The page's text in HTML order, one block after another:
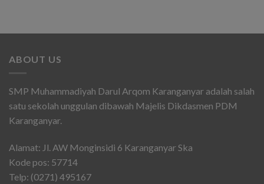
ABOUT US
SMP Muhammadiyah Darul Arqom Karanganyar adalah salah
satu sekolah unggulan dibawah Majelis Dikdasmen PDM
Karanganyar.
Alamat: Jl. AW Monginsidi 6 Karanganyar Ska
Kode pos: 57714
Telp: (0271) 495167